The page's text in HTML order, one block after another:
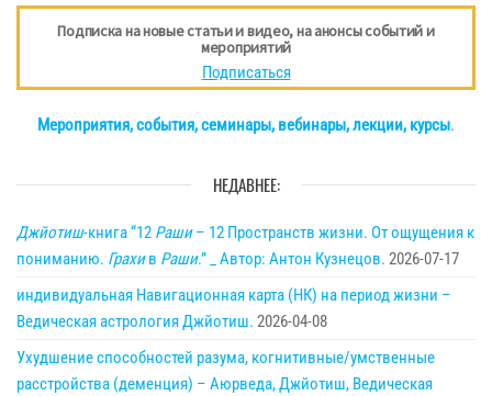
Подписка на новые статьи и видео, на анонсы событий и
мероприятий
Подписаться
Мероприятия, события, семинары, вебинары, лекции, курсы.
НЕДАВНЕЕ:
Джйотиш-книга “12 Раши– 12 Пространств жизни. От ощущения к
пониманию. Грахив Раши.” _ Автор: Антон Кузнецов. 2026-07-17
индивидуальная Навигационная карта (НК) на период жизни –
Ведическая астрология Джйотиш. 2026-04-08
Ухудшение способностей разума, когнитивные/умственные
расстройства (деменция) – Аюрведа, Джйотиш, Ведическая